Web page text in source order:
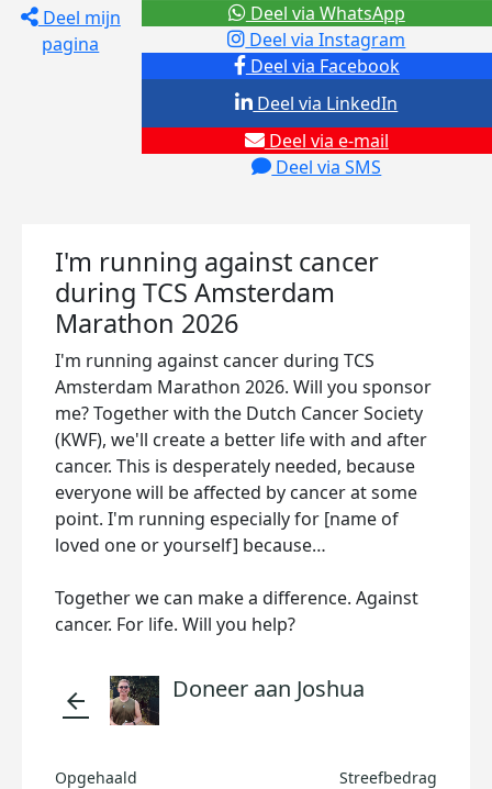
Deel mijn
pagina
Deel via Facebook
Deel via Instagram
Deel via e-mail
Deel via SMS
Deel via LinkedIn
Deel via WhatsApp
I'm running against cancer
during TCS Amsterdam
Marathon 2026
I'm running against cancer during TCS
Amsterdam Marathon 2026. Will you sponsor
me? Together with the Dutch Cancer Society
(KWF), we'll create a better life with and after
cancer. This is desperately needed, because
everyone will be affected by cancer at some
point. I'm running especially for [name of
loved one or yourself] because…
Together we can make a difference. Against
cancer. For life. Will you help?
arrow_back Doneer aan Joshua
Opgehaald Streefbedrag